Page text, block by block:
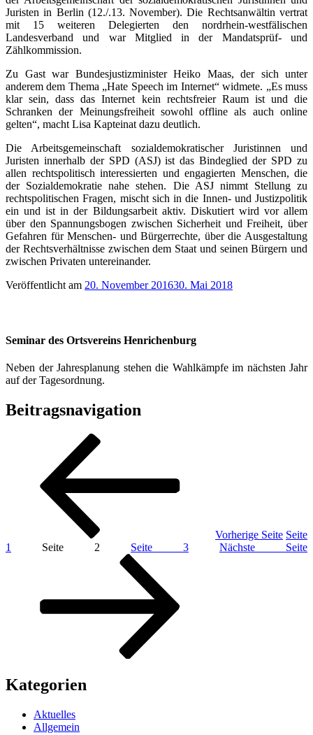
Juristen in Berlin (12./.13. November). Die Rechtsanwältin vertrat
mit 15 weiteren Delegierten den nordrhein-westfälischen
Landesverband und war Mitglied in der Mandatsprüf- und
Zählkommission.
Zu Gast war Bundesjustizminister Heiko Maas, der sich unter
anderem dem Thema „Hate Speech im Internet“ widmete. „Es muss
klar sein, dass das Internet kein rechtsfreier Raum ist und die
Schranken der Meinungsfreiheit sowohl offline als auch online
gelten“, macht Lisa Kapteinat dazu deutlich.
Die Arbeitsgemeinschaft sozialdemokratischer Juristinnen und
Juristen innerhalb der SPD (ASJ) ist das Bindeglied der SPD zu
allen rechtspolitisch interessierten und engagierten Menschen, die
der Sozialdemokratie nahe stehen. Die ASJ nimmt Stellung zu
rechtspolitischen Fragen, mischt sich in die Innen- und Justizpolitik
ein und ist in der Bildungsarbeit aktiv. Diskutiert wird vor allem
über den Spannungsbogen zwischen Sicherheit und Freiheit, über
Gefahren für Menschen- und Bürgerrechte, über die Ausgestaltung
der Rechtsverhältnisse zwischen dem Staat und seinen Bürgern und
zwischen Privaten untereinander.
Veröffentlicht am 20. November 201630. Mai 2018
Seminar des Ortsvereins Henrichenburg
Neben der Jahresplanung stehen die Wahlkämpfe im nächsten Jahr
auf der Tagesordnung.
Beitragsnavigation
Vorherige Seite Seite
1
Seite 2 Seite 3 Nächste Seite
Kategorien
Aktuelles
Allgemein